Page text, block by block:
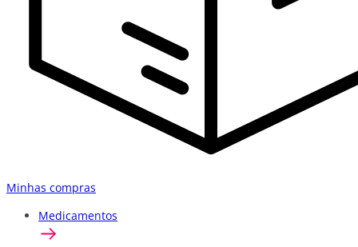
Minhas compras
Medicamentos